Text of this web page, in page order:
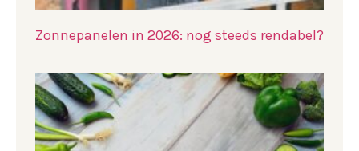
Zonnepanelen in 2026: nog steeds rendabel?